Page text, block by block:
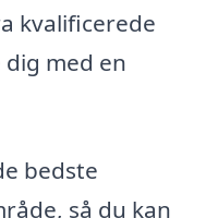
kvalificerede
med en
bedste
så du kan